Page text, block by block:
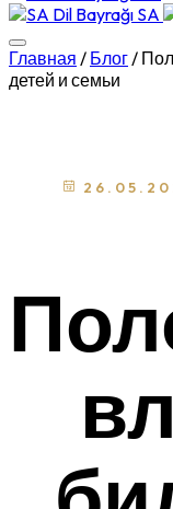
SA
Главная / Блог/
детей и семьи